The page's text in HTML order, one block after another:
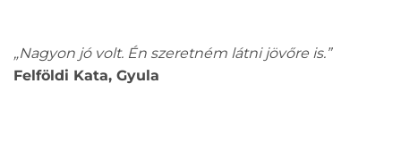
„Nagyon jó volt. Én szeretném látni jövőre is.”
Felföldi Kata, Gyula